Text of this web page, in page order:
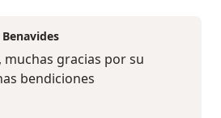
gracias por su
bendiciones